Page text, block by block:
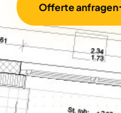
Offerte anfragen